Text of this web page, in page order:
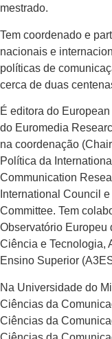
mestrado.
Tem coordenado e
nacionais e
políticas de
cerca de duas
É editora do
do Euromedia
na coordenação
Política da
Communication
International Council
Committee. Tem
Observatório Europeu
Ciência e Tecnologia,
Ensino Superior
Na Universidade do
Ciências da
Ciências da